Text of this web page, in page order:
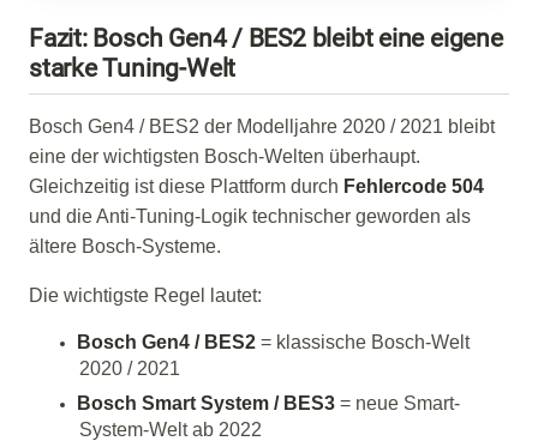
Fazit: Bosch Gen4 / BES2 bleibt eine eigene
starke Tuning-Welt
Bosch Gen4 / BES2 der Modelljahre 2020 / 2021 bleibt
eine der wichtigsten Bosch-Welten überhaupt.
Gleichzeitig ist diese Plattform durch Fehlercode 504
und die Anti-Tuning-Logik technischer geworden als
ältere Bosch-Systeme.
Die wichtigste Regel lautet:
Bosch Gen4 / BES2 = klassische Bosch-Welt
2020 / 2021
Bosch Smart System / BES3 = neue Smart-
System-Welt ab 2022